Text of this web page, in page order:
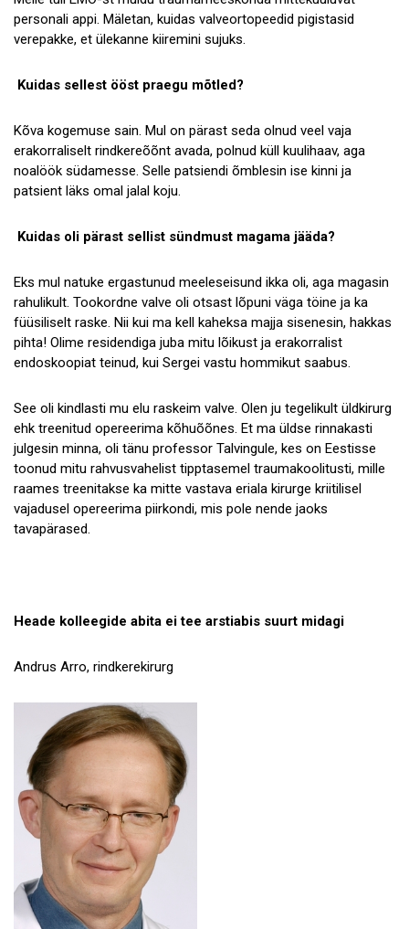
personali appi. Mäletan, kuidas valveortopeedid pigistasid
verepakke, et ülekanne kiiremini sujuks.
Kuidas sellest ööst praegu mõtled?
Kõva kogemuse sain. Mul on pärast seda olnud veel vaja
erakorraliselt rindkereõõnt avada, polnud küll kuulihaav, aga
noalöök südamesse. Selle patsiendi õmblesin ise kinni ja
patsient läks omal jalal koju.
Kuidas oli pärast sellist sündmust magama jääda?
Eks mul natuke ergastunud meeleseisund ikka oli, aga magasin
rahulikult. Tookordne valve oli otsast lõpuni väga töine ja ka
füüsiliselt raske. Nii kui ma kell kaheksa majja sisenesin, hakkas
pihta! Olime residendiga juba mitu lõikust ja erakorralist
endoskoopiat teinud, kui Sergei vastu hommikut saabus.
See oli kindlasti mu elu raskeim valve. Olen ju tegelikult üldkirurg
ehk treenitud opereerima kõhuõõnes. Et ma üldse rinnakasti
julgesin minna, oli tänu professor Talvingule, kes on Eestisse
toonud mitu rahvusvahelist tipptasemel traumakoolitusti, mille
raames treenitakse ka mitte vastava eriala kirurge kriitilisel
vajadusel opereerima piirkondi, mis pole nende jaoks
tavapärased.
Heade kolleegide abita ei tee arstiabis suurt midagi
Andrus Arro, rindkerekirurg